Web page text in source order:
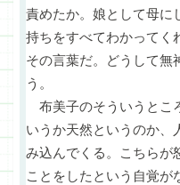
責めたか。娘として母に
持ちをすべてわかってく
その言葉だ。どうして無
う。
布美子のそういうとこ
いうか天然というのか、
み込んでくる。こちらが
ことをしたという自覚が